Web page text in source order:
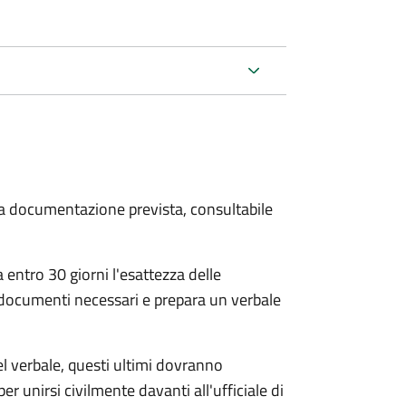
prevista, consultabile
entro 30 giorni l'esattezza delle
necessari e prepara un verbale
verbale, questi ultimi dovranno
unirsi civilmentedavanti all'ufficiale di